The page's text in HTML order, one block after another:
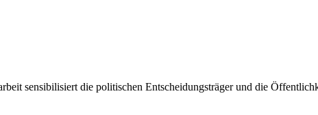
sensibilisiert die politischen Entscheidungsträger und die